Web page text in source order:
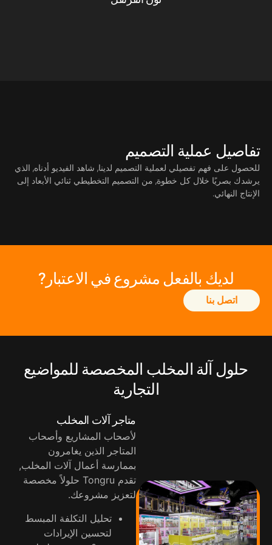
تفاصيل عملية التصميم
للحصول على فهم تفصيلي لعملية التصميم لدينا, شاهد الفيديو أدناه, الذي
يرشدك بصريًا خلال كل خطوة, من التصميم التخطيطي ثنائي الأبعاد إلى
الإنتاج النهائي.
لديك بالفعل مشروع في الاعتبار?
اتصل بنا
حلول آلة المخلب المخصصة للمواضيع
التجارية
متاجر آلات المخلب
لأصحاب المشاريع وأصحاب
المتاجر الذين يغامرون
بممارسة أعمال آلات المخلب,
تقدم Tongru حلولاً مخصصة
لتعزيز مشروعك.
تحليل التكلفة المبسط
لتحسين الإيرادات